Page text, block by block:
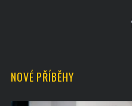
NOVÉ PŘÍBĚHY